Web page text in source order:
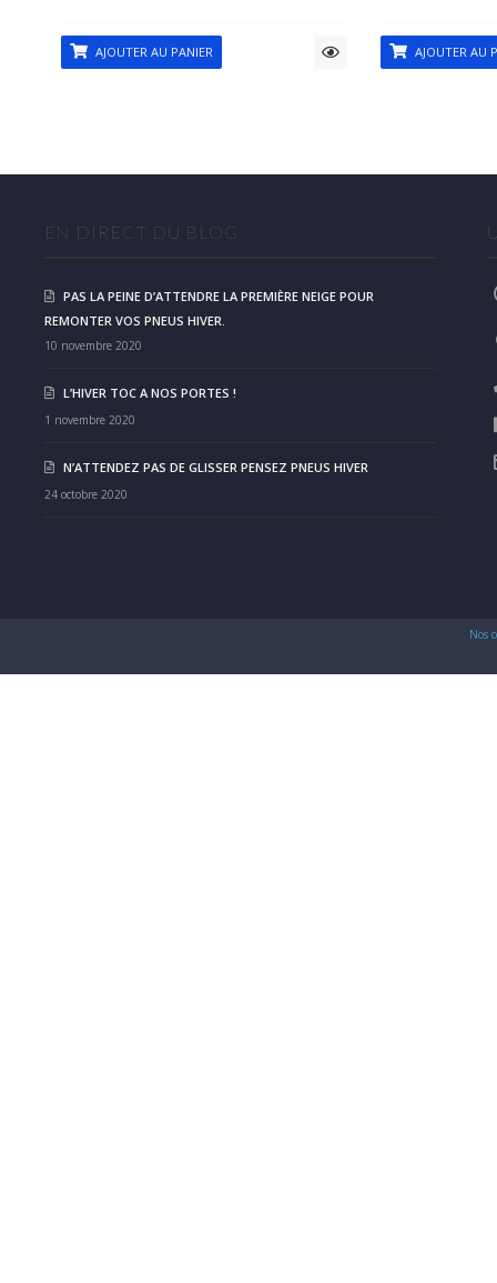
AJOUTER AU PANIER AJOUTER AU
EN DIRECT DU BLOG
PAS LA PEINE D’ATTENDRE LA PREMIÈRE NEIGE POUR
REMONTER VOS PNEUS HIVER.
10 novembre 2020
L’HIVER TOC A NOS PORTES !
1 novembre 2020
N’ATTENDEZ PAS DE GLISSER PENSEZ PNEUS HIVER
24 octobre 2020
Nos